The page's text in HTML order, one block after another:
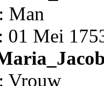
Man
01 Mei
Vrouw